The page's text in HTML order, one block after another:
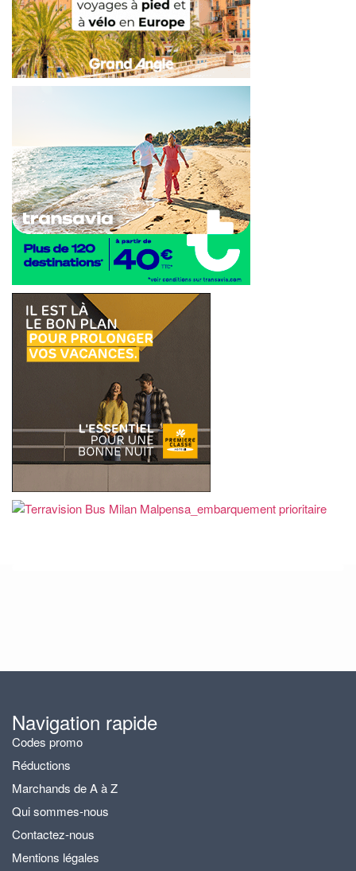
Navigation rapide
Codes promo
Réductions
Marchands de A à Z
Qui sommes-nous
Contactez-nous
Mentions légales